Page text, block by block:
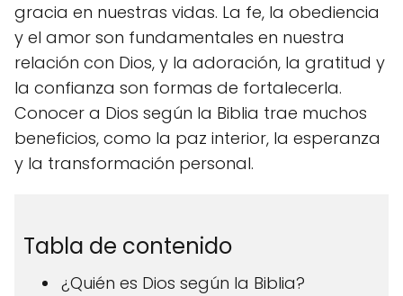
gracia en nuestras vidas. La fe, la obediencia
y el amor son fundamentales en nuestra
relación con Dios, y la adoración, la gratitud y
la confianza son formas de fortalecerla.
Conocer a Dios según la Biblia trae muchos
beneficios, como la paz interior, la esperanza
y la transformación personal.
Tabla de contenido
¿Quién es Dios según la Biblia?